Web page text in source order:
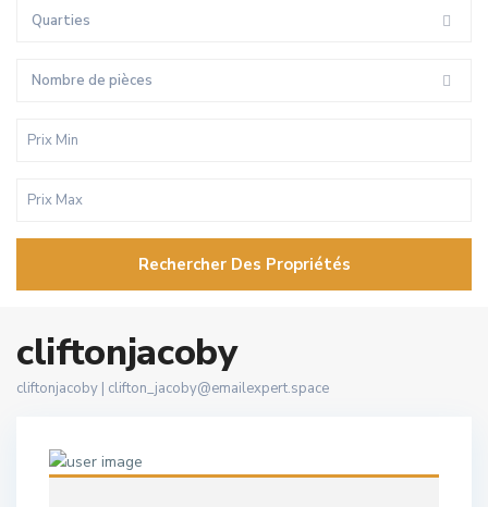
Quarties
Nombre de pièces
Rechercher Des Propriétés
cliftonjacoby
cliftonjacoby | clifton_jacoby@emailexpert.space